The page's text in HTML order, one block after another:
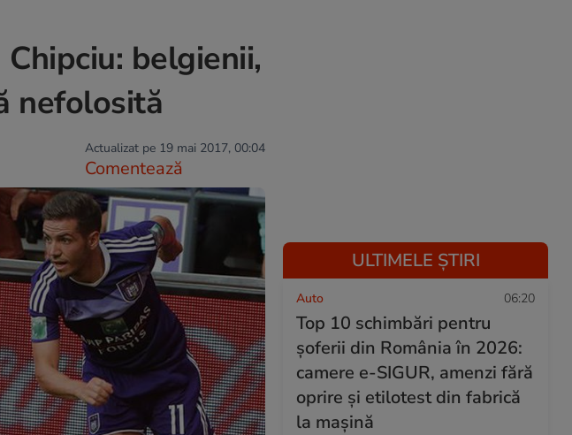
belgienii,
nefolosită
Actualizat pe 19 mai 2017, 00:04
Comentează
ULTIMELE ȘTIRI
Auto 06:20
Top 10 schimbări pentru
șoferii din România în 2026:
camere e-SIGUR, amenzi fără
oprire și etilotest din fabrică
la mașină